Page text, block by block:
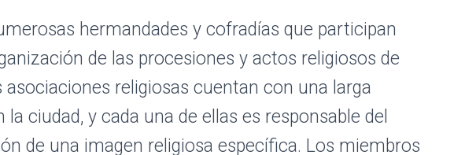
hermandades y cofradías que participan
de las procesiones y actos religiosos de
asociaciones religiosas cuentan con una larga
ciudad, y cada una de ellas es responsable del
de una imagen religiosa específica. Los miembros